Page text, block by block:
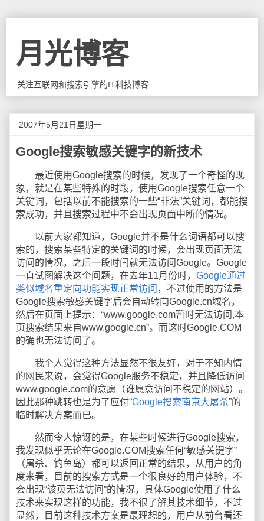
月光博客
关注互联网和搜索引擎的IT科技博客
2007年5月21日星期一
Google搜索敏感关键字的新技术
最近使用Google搜索的时候，发现了一个奇怪的现
象，就是在某些特殊的时段，使用Google搜索任意一个
关键词，包括以前不能搜索的一些“非法”关键词，都能搜
索成功，并且搜索过程中不会出现页面中断的情况。
以前大家都知道，Google并不是什么词语都可以搜
索的，搜索某些特定的关键词的时候，会出现页面无法
访问的情况，之后一段时间就无法访问Google。Google
一直试图解决这个问题，在去年11月份时， Google通过
类似域名重定向功能实现正常访问 ，不过使用的方法是
Google搜索敏感关键字后会自动转向Google.cn域名，
然后在页面上提示：“www.google.com暂时无法访问,本
页搜索结果来自www.google.cn”。而这时Google.COM
的确也无法访问了。
我个人觉得这种方法显然不很友好，对于不知内情
的网民来说，会觉得Google服务不稳定，并且降低访问
www.google.com的意愿（谁愿意访问不稳定的网站）。
因此那种跳转也是为了应付“Google搜索南京大屠杀”的
临时解决方案而已。
然而令人惊讶的是，在某些时候进行Google搜索，
我发现似乎无论在Google.COM搜索任何“敏感关键字”
（屠杀、钓鱼岛）都可以返回正常的结果，从用户的角
度来看，目前的搜索方式是一个很良好的用户体验，不
会出现“该页无法访问”的情况，具体Google使用了什么
技术来实现这样的功能，我不很了解其技术细节，不过
显然，目前这种技术方案是最理想的，用户从前台看还